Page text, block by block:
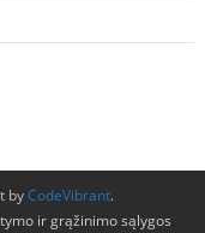
byCodeVibrant.
ir grąžinimo sąlygos